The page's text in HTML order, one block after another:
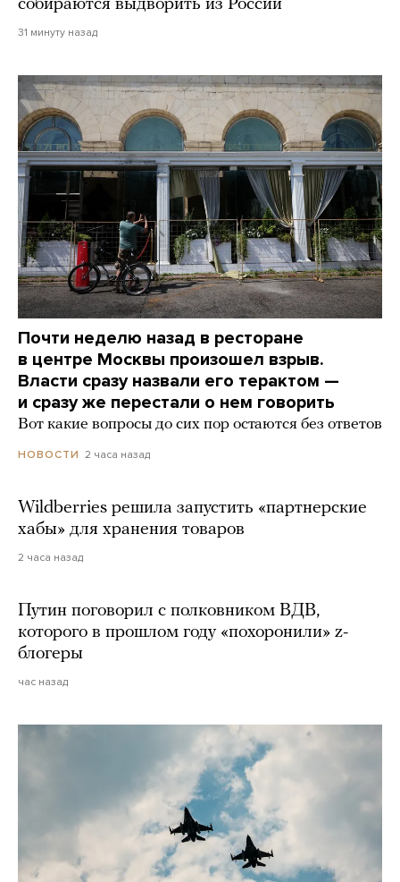
собираются выдворить из России
31 минуту назад
Почти неделю назад в ресторане
в центре Москвы произошел взрыв.
Власти сразу назвали его терактом —
и сразу же перестали о нем говорить
Вот какие вопросы до сих пор остаются без ответов
НОВОСТИ 2 часа назад
Wildberries решила запустить «партнерские
хабы» для хранения товаров
2 часа назад
Путин поговорил с полковником ВДВ,
которого в прошлом году «похоронили» z-
блогеры
час назад